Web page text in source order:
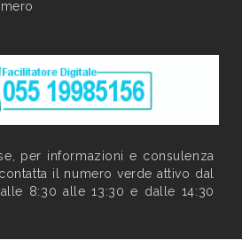
per informazioni e consulenza
il numero verde attivo dal
8:30 alle 13:30 e dalle 14:30